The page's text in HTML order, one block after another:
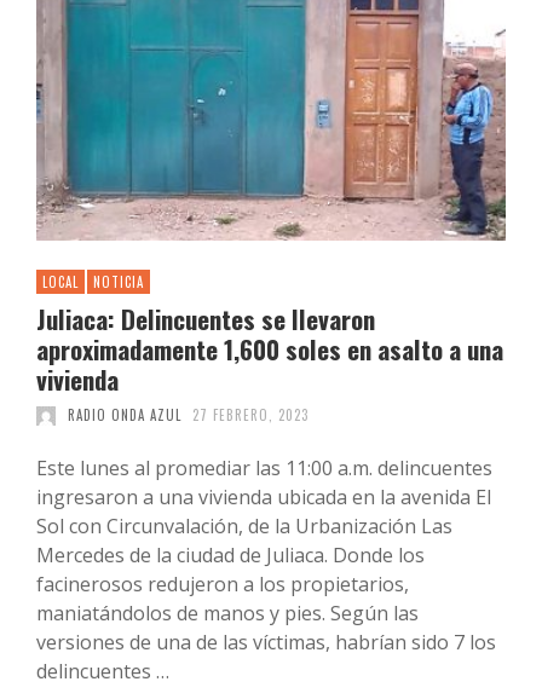
LOCAL NOTICIA
Juliaca: Delincuentes se llevaron
aproximadamente 1,600 soles en asalto a una
vivienda
RADIO ONDA AZUL 27 FEBRERO, 2023
Este lunes al promediar las 11:00 a.m. delincuentes
ingresaron a una vivienda ubicada en la avenida El
Sol con Circunvalación, de la Urbanización Las
Mercedes de la ciudad de Juliaca. Donde los
facinerosos redujeron a los propietarios,
maniatándolos de manos y pies. Según las
versiones de una de las víctimas, habrían sido 7 los
delincuentes …